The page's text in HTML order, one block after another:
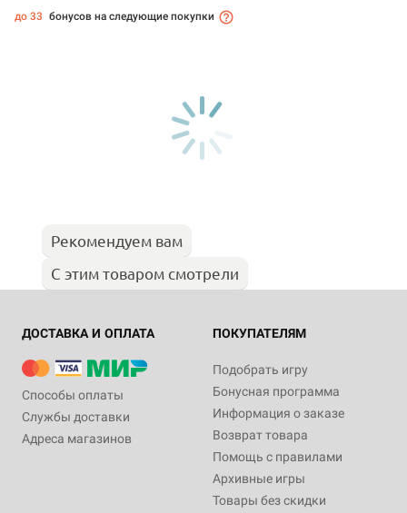
до 33 бонусов на следующие покупки
Рекомендуем вам
С этим товаром смотрели
ДОСТАВКА И ОПЛАТА
Способы оплаты
Службы доставки
Адреса магазинов
ПОКУПАТЕЛЯМ
Подобрать игру
Бонусная программа
Информация о заказе
Возврат товара
Помощь с правилами
Архивные игры
Товары без скидки